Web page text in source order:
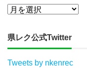
県レク公式Twitter
Tweets by nkenrec